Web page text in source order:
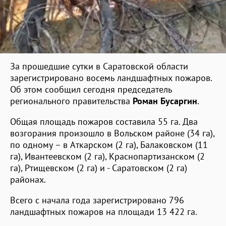
За прошедшие сутки в Саратовской области
зарегистрировано восемь ландшафтных пожаров.
Об этом сообщил сегодня председатель
регионального правительства Роман Бусаргин.
Общая площадь пожаров составила 55 га. Два
возгорания произошло в Вольском районе (34 га),
по одному – в Аткарском (2 га), Балаковском (11
га), Ивантеевском (2 га), Краснопартизанском (2
га), Ртищевском (2 га) и - Саратовском (2 га)
районах.
Всего с начала года зарегистрировано 796
ландшафтных пожаров на площади 13 422 га.